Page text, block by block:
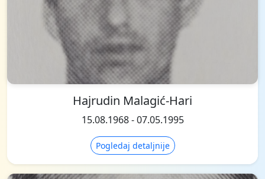
Hajrudin Malagić-Hari
15.08.1968 - 07.05.1995
Pogledaj detaljnije